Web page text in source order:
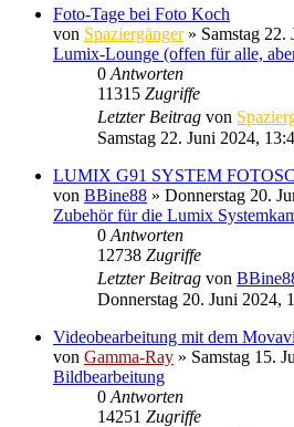
Foto-Tage bei Foto Koch
von Spaziergänger» Samstag 22.
Lumix-Lounge (offen für alle,
0 Antworten
11315 Zugriffe
Letzter Beitrag von
Samstag 22. Juni 2024,
LUMIX G91 SYSTEM
von BBine88 » Donnerstag 20.
Zubehör für die Lumix
0 Antworten
12738 Zugriffe
Letzter Beitrag von
Donnerstag 20. Juni 2024,
Videobearbeitung mit dem
von Gamma-Ray » Samstag 15.
Bildbearbeitung
0 Antworten
14251 Zugriffe